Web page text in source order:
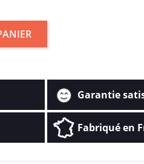
Garantie
Fabriqué en